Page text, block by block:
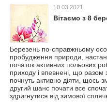
10.03.2021
Вітаємо з 8
Березень по-справжньому
пробудження природи,
початок активних польових
приходу і впевнені, що
почнуть активно діяти, щось
другий шанс почати все
здригнутися від зимової